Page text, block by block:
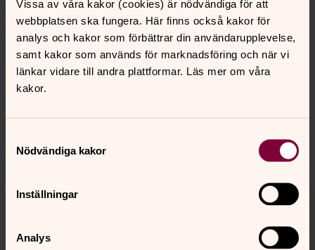
Vissa av våra kakor (cookies) är nödvändiga för att
webbplatsen ska fungera. Här finns också kakor för
analys och kakor som förbättrar din användarupplevelse,
samt kakor som används för marknadsföring och när vi
länkar vidare till andra plattformar. Läs mer om våra
kakor.
Nödvändiga kakor
Inställningar
Analys
kontakta oss.
Senast ändrad 21 juli 2026
Synpunkter eller frågor på sidans
Dela
Tillbaka till toppen
Tillbaka till innehållet